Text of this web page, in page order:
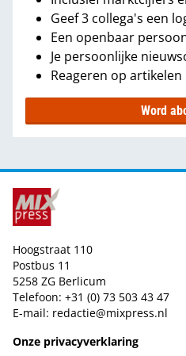
Geef 3 collega's een
Een openbaar
Je persoonlijke
Reageren op artikelen
Word
Hoogstraat 110
Postbus 11
5258 ZG Berlicum
Telefoon: +31 (0) 73 503 43 47
E-mail: redactie@mixpress.nl
Onze privacyverklaring